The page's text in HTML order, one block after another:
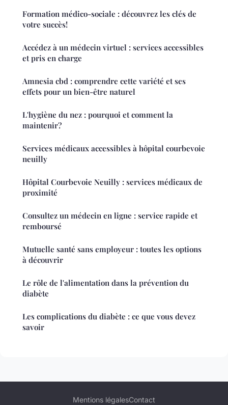
Formation médico-sociale : découvrez les clés de
votre succès!
Accédez à un médecin virtuel : services accessibles
et pris en charge
Amnesia cbd : comprendre cette variété et ses
effets pour un bien-être naturel
L'hygiène du nez : pourquoi et comment la
maintenir?
Services médicaux accessibles à hôpital courbevoie
neuilly
Hôpital Courbevoie Neuilly : services médicaux de
proximité
Consultez un médecin en ligne : service rapide et
remboursé
Mutuelle santé sans employeur : toutes les options
à découvrir
Le rôle de l'alimentation dans la prévention du
diabète
Les complications du diabète : ce que vous devez
savoir
Mentions légalesContact